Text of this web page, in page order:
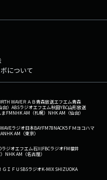
について
WAVEＲＡＢ青森放送エフエム青森
） ABSラジオエフエム秋田YBC山形放送
まFMNHK AM（札幌） NHK AM（仙台）
ラジオ日本BAYFM78NACK5 ＦＭヨコハマ
NHK AM（東京）
ラジオエフエム石川FBCラジオFM福井
NHK AM（名古屋）
ＧＩＦＵ SBSラジオK-MIX SHIZUOKA